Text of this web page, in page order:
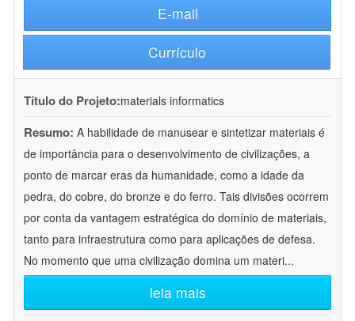
E-mail
Currículo
Título do Projeto:materials informatics
Resumo: A habilidade de manusear e sintetizar materiais é
de importância para o desenvolvimento de civilizações, a
ponto de marcar eras da humanidade, como a idade da
pedra, do cobre, do bronze e do ferro. Tais divisões ocorrem
por conta da vantagem estratégica do domínio de materiais,
tanto para infraestrutura como para aplicações de defesa.
No momento que uma civilização domina um materi...
leia mais